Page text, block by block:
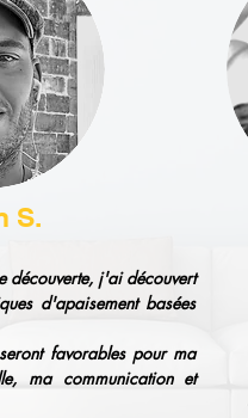
S.
découverte, j'ai découvert
d'apaisement basées
favorables pour ma
ma communication et